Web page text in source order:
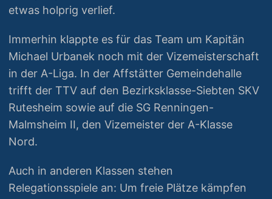
etwas holprig verlief.
Immerhin klappte es für das Team um Kapitän
Michael Urbanek noch mit der Vizemeisterschaft
in der A-Liga. In der Affstätter Gemeindehalle
trifft der TTV auf den Bezirksklasse-Siebten SKV
Rutesheim sowie auf die SG Renningen-
Malmsheim II, den Vizemeister der A-Klasse
Nord.
Auch in anderen Klassen stehen
Relegationsspiele an: Um freie Plätze kämpfen